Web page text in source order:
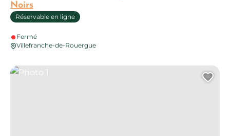
Noirs
Réservable en ligne
Fermé
Villefranche-de-Rouergue
Photo 1